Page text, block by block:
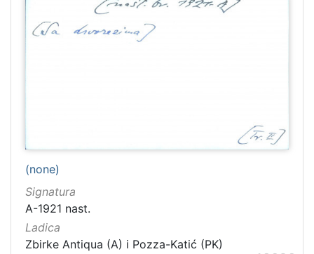
(none)
Signatura
A-1921 nast.
Ladica
Zbirke Antiqua (A) i Pozza-Katić (PK)